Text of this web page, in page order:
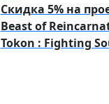
Скидка 5% на
Beast of
Tokon : Fighting